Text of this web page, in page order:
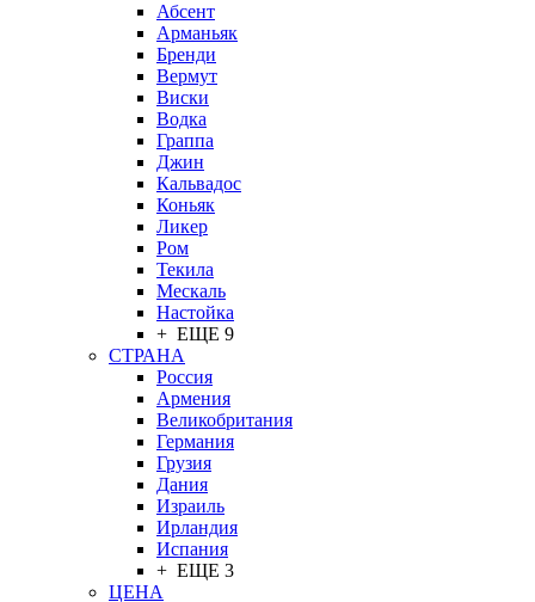
Абсент
Арманьяк
Бренди
Вермут
Виски
Водка
Граппа
Джин
Кальвадос
Коньяк
Ликер
Ром
Текила
Мескаль
Настойка
+ ЕЩЕ 9
СТРАНА
Россия
Армения
Великобритания
Германия
Грузия
Дания
Израиль
Ирландия
Испания
+ ЕЩЕ 3
ЦЕНА